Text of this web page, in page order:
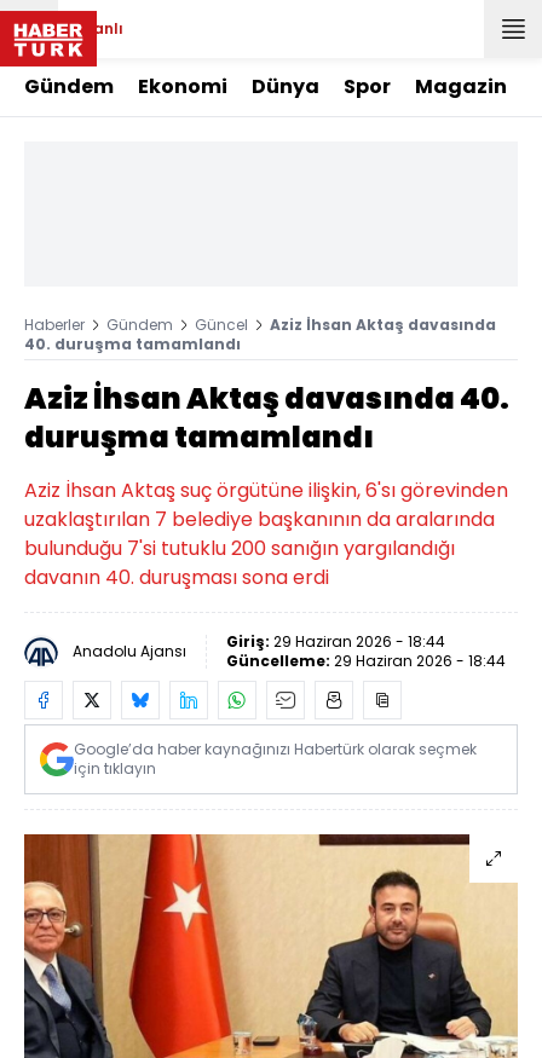
Canlı
Gündem Ekonomi Dünya Spor Magazin
Haberler Gündem Güncel
Aziz İhsan Aktaş davasında
40. duruşma tamamlandı
Aziz İhsan Aktaş davasında 40.
duruşma tamamlandı
Aziz İhsan Aktaş suç örgütüne ilişkin, 6'sı görevinden
uzaklaştırılan 7 belediye başkanının da aralarında
bulunduğu 7'si tutuklu 200 sanığın yargılandığı
davanın 40. duruşması sona erdi
Anadolu Ajansı Giriş: 29 Haziran 2026 - 18:44
Güncelleme: 29 Haziran 2026 - 18:44
Google’da haber kaynağınızı Habertürk olarak seçmek
için tıklayın